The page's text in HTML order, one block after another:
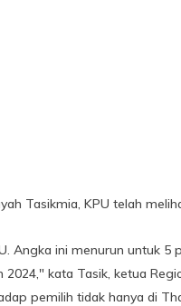
Tasikmia, KPU telah
Angka ini menurun untuk 5
kata Tasik, ketua
pemilih tidak hanya di